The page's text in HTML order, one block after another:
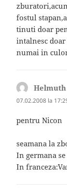
fostul
tinuti doar
intalnesc
numai in
Helmuth
07.02.2008 la
pentru Nicon
seamana la
In germana
In